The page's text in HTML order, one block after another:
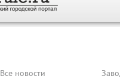
Все новости